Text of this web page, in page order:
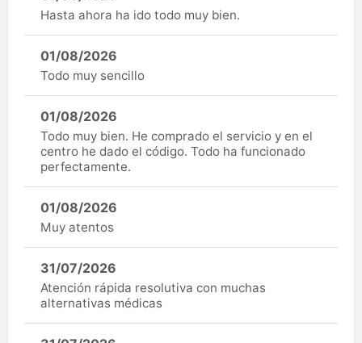
Hasta ahora ha ido todo muy bien.
01/08/2026
Todo muy sencillo
01/08/2026
Todo muy bien. He comprado el servicio y en el
centro he dado el código. Todo ha funcionado
perfectamente.
01/08/2026
Muy atentos
31/07/2026
Atención rápida resolutiva con muchas
alternativas médicas